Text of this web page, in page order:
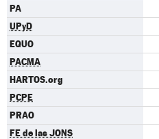
PA
UPyD
EQUO
PACMA
HARTOS.org
PCPE
PRAO
FE de las JONS